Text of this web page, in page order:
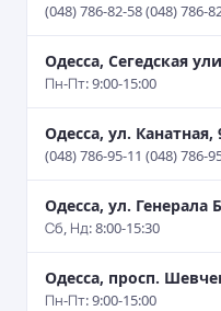
(048) 786-82-58 (048) 786-
Одесса, Сегедская
Пн-Пт: 9:00-15:00
Одесса, ул. Канатная,
(048) 786-95-11 (048) 786-
Одесса, ул. Генерала
Сб, Нд: 8:00-15:30
Одесса, просп.
Пн-Пт: 9:00-15:00